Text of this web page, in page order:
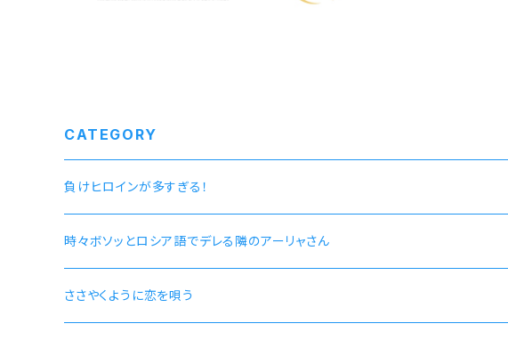
CATEGORY
負けヒロインが多すぎる！
時々ボソッとロシア語でデレる隣のアーリャさん
ささやくように恋を唄う